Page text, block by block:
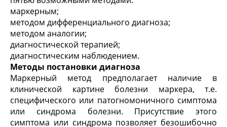
маркерным;
методом дифференциального диагноза;
методом аналогии;
диагностической терапией;
диагностическим наблюдением.
Методы постановки диагноза
Маркерный метод предполагает наличие в
клинической картине болезни маркера, т.е.
специфического или патогномоничного симптома
или синдрома болезни. Присутствие этого
симптома или синдрома позволяет безошибочно